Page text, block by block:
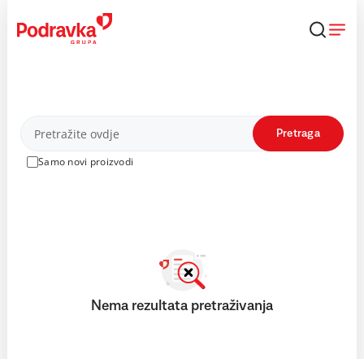
content
Proizvodi
Samo novi proizvodi
Pretraga
Nema rezultata pretraživanja